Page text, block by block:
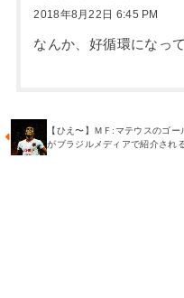
2018年8月22日 6:45 PM
なんか、好循環になっ
【ひえ〜】ＭＦ:マテウスのゴー
がブラジルメディアで紹介され